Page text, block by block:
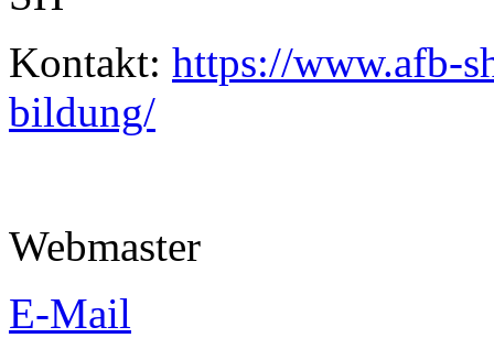
Kontakt: https://www.afb-
bildung/
Webmaster
E-Mail